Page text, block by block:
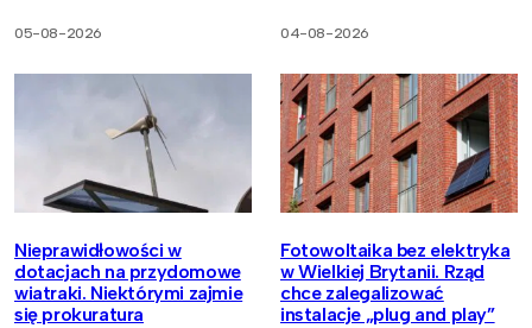
05-08-2026 04-08-2026
Nieprawidłowości w
dotacjach na przydomowe
wiatraki. Niektórymi zajmie
się prokuratura
Fotowoltaika bez elektryka
w Wielkiej Brytanii. Rząd
chce zalegalizować
instalacje „plug and play”